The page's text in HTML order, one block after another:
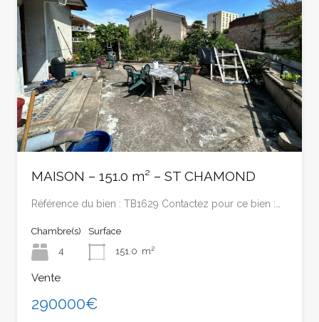
MAISON – 151.0 m² – ST CHAMOND
Référence du bien : TB1629 Contactez pour ce bien :…
Chambre(s)
4
Surface
151.0 m²
Vente
290000€